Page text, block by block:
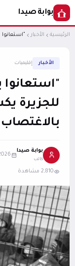
بوابة صيدا
الرئيسية الأخبار
الأخبار إقليميات
"استعانوا
للجزيرة
بوابة صيدا
كاتب
10/06/
2,810 مشاهدة